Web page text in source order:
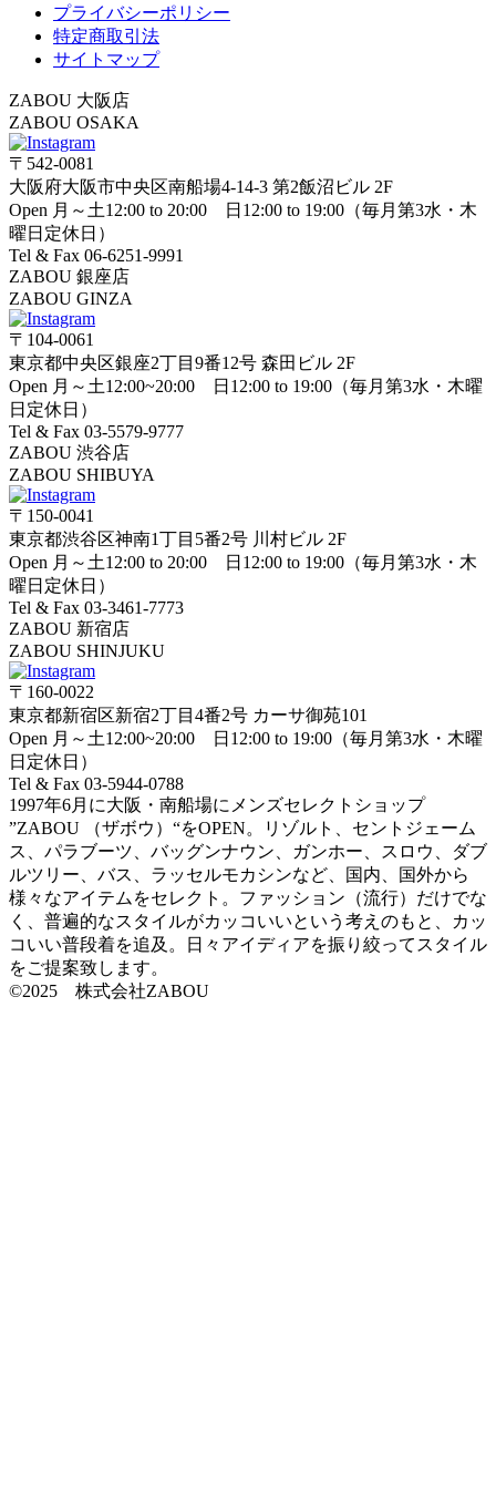
プライバシーポリシー
特定商取引法
サイトマップ
ZABOU 大阪店
ZABOU OSAKA
〒542-0081
大阪府大阪市中央区南船場4-14-3 第2飯沼ビル 2F
Open 月～土12:00 to 20:00 日12:00 to 19:00（毎月第3水・木
曜日定休日）
Tel & Fax 06-6251-9991
ZABOU 銀座店
ZABOU GINZA
〒104-0061
東京都中央区銀座2丁目9番12号 森田ビル 2F
Open 月～土12:00~20:00 日12:00 to 19:00（毎月第3水・木曜
日定休日）
Tel & Fax 03-5579-9777
ZABOU 渋谷店
ZABOU SHIBUYA
〒150-0041
東京都渋谷区神南1丁目5番2号 川村ビル 2F
Open 月～土12:00 to 20:00 日12:00 to 19:00（毎月第3水・木
曜日定休日）
Tel & Fax 03-3461-7773
ZABOU 新宿店
ZABOU SHINJUKU
〒160-0022
東京都新宿区新宿2丁目4番2号 カーサ御苑101
Open 月～土12:00~20:00 日12:00 to 19:00（毎月第3水・木曜
日定休日）
Tel & Fax 03-5944-0788
1997年6月に大阪・南船場にメンズセレクトショップ
”ZABOU （ザボウ）“をOPEN。リゾルト、セントジェーム
ス、パラブーツ、バッグンナウン、ガンホー、スロウ、ダブ
ルツリー、バス、ラッセルモカシンなど、国内、国外から
様々なアイテムをセレクト。ファッション（流行）だけでな
く、普遍的なスタイルがカッコいいという考えのもと、カッ
コいい普段着を追及。日々アイディアを振り絞ってスタイル
をご提案致します。
©2025 株式会社ZABOU